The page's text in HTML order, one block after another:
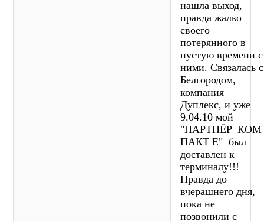
нашла выход,
правда жалко
своего
потерянного в
пустую времени с
ними. Связалась с
Белгородом,
компания
Дуплекс, и уже
9.04.10 мой
"ПАРТНЁР_КОМ
ПАКТ Е" был
доставлен к
терминалу!!!
Правда до
вчерашнего дня,
пока не
позвонили с